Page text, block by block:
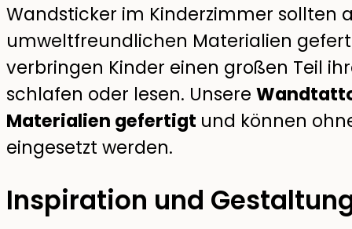
Wandsticker im Kinderzimmer sollten
umweltfreundlichen Materialien
verbringen Kinder einen großen Teil
schlafen oder lesen. Unsere
Materialien gefertigt und können
eingesetzt werden.
Inspiration und